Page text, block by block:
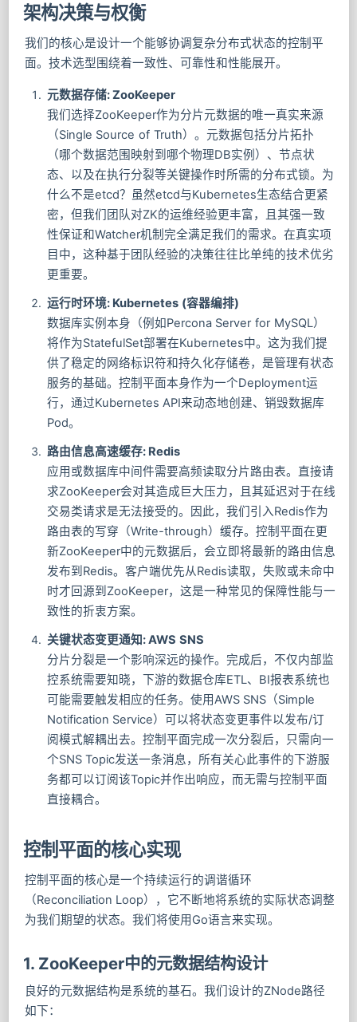
架构决策与权衡
我们的核心是设计一个能够协调复杂分布式状态的控制平
面。技术选型围绕着一致性、可靠性和性能展开。
元数据存储: ZooKeeper
我们选择ZooKeeper作为分片元数据的唯一真实来源
（Single Source of Truth）。元数据包括分片拓扑
（哪个数据范围映射到哪个物理DB实例）、节点状
态、以及在执行分裂等关键操作时所需的分布式锁。为
什么不是etcd？虽然etcd与Kubernetes生态结合更紧
密，但我们团队对ZK的运维经验更丰富，且其强一致
性保证和Watcher机制完全满足我们的需求。在真实项
目中，这种基于团队经验的决策往往比单纯的技术优劣
更重要。
运行时环境: Kubernetes (容器编排)
数据库实例本身（例如Percona Server for MySQL）
将作为StatefulSet部署在Kubernetes中。这为我们提
供了稳定的网络标识符和持久化存储卷，是管理有状态
服务的基础。控制平面本身作为一个Deployment运
行，通过Kubernetes API来动态地创建、销毁数据库
Pod。
路由信息高速缓存: Redis
应用或数据库中间件需要高频读取分片路由表。直接请
求ZooKeeper会对其造成巨大压力，且其延迟对于在线
交易类请求是无法接受的。因此，我们引入Redis作为
路由表的写穿（Write-through）缓存。控制平面在更
新ZooKeeper中的元数据后，会立即将最新的路由信息
发布到Redis。客户端优先从Redis读取，失败或未命中
时才回源到ZooKeeper，这是一种常见的保障性能与一
致性的折衷方案。
关键状态变更通知: AWS SNS
分片分裂是一个影响深远的操作。完成后，不仅内部监
控系统需要知晓，下游的数据仓库ETL、BI报表系统也
可能需要触发相应的任务。使用AWS SNS（Simple
Notification Service）可以将状态变更事件以发布/订
阅模式解耦出去。控制平面完成一次分裂后，只需向一
个SNS Topic发送一条消息，所有关心此事件的下游服
务都可以订阅该Topic并作出响应，而无需与控制平面
直接耦合。
控制平面的核心实现
控制平面的核心是一个持续运行的调谐循环
（Reconciliation Loop），它不断地将系统的实际状态调整
为我们期望的状态。我们将使用Go语言来实现。
1. ZooKeeper中的元数据结构设计
良好的元数据结构是系统的基石。我们设计的ZNode路径
如下：